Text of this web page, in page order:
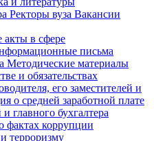
Ректоры вуза Вакансии
в сфере
письма
Методические материалы
и обязательствах
его заместителей и
о средней заработной плате
главного бухгалтера
фактах коррупции
терроризму